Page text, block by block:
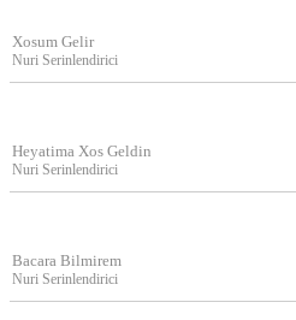
Xosum Gelir
Nuri Serinlendirici
Heyatima Xos Geldin
Nuri Serinlendirici
Bacara Bilmirem
Nuri Serinlendirici